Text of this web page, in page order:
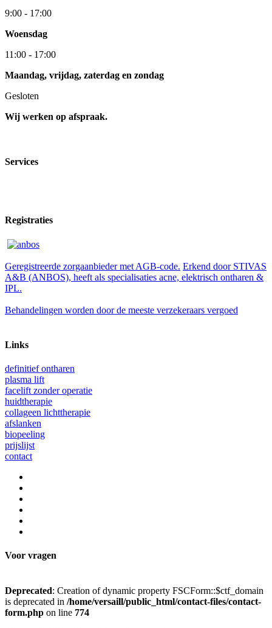
9:00 - 17:00
Woensdag
11:00 - 17:00
Maandag, vrijdag, zaterdag en zondag
Gesloten
Wij werken op afspraak.
Services
Registraties
Geregistreerde zorgaanbieder met AGB-code. Erkend door STIVAS
A&B (ANBOS), heeft als specialisaties acne, elektrisch ontharen &
IPL.
Behandelingen worden door de meeste verzekeraars vergoed
Links
definitief ontharen
plasma lift
facelift zonder operatie
huidtherapie
collageen lichttherapie
afslanken
biopeeling
prijslijst
contact
Voor vragen
Deprecated: Creation of dynamic property FSCForm::$ctf_domain
is deprecated in /home/versaill/public_html/contact-files/contact-
form.php on line 774